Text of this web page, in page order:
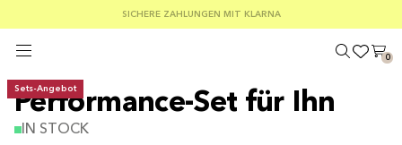
SOMMER-SCHLUSSVERKAUF: 30–50 % RABATT AUF ALLES
KOSTENLOSER VERSAND AB EINEM BESTELLWERT VON 100 €
SICHERE ZAHLUNGEN MIT KLARNA
0
Sets-Angebot
Performance-Set für Ihn
IN STOCK